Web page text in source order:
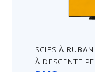
SCIES À
À DESCENTE